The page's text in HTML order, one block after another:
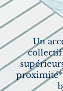
Un
collectif